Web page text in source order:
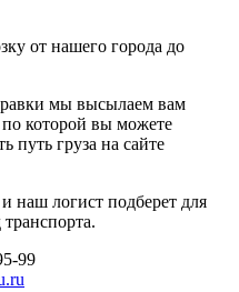
от нашего города до
мы высылаем вам
которой вы можете
путь груза на сайте
наш логист подберет для
99